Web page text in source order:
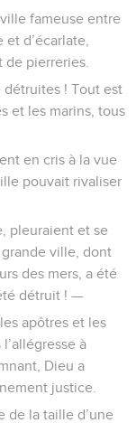
fameuse entre
d’écarlate,
de pierreries.
détruites ! Tout est
et les marins, tous
en cris à la vue
pouvait rivaliser
pleuraient et se
ville, dont
des mers, a été
détruit ! —
apôtres et les
à
Dieu a
justice.
de la taille d’une